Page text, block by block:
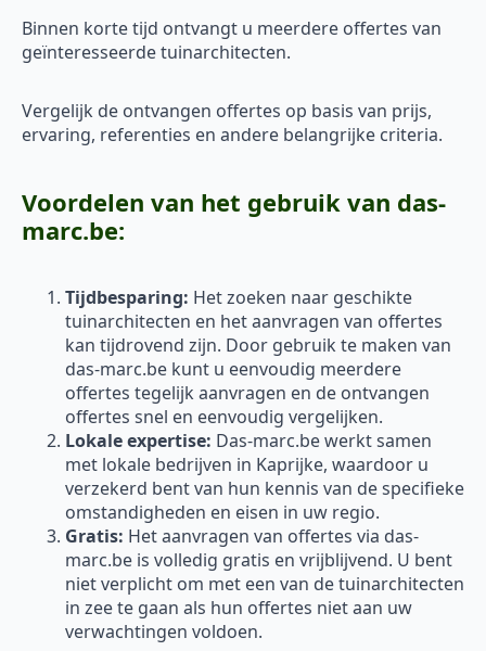
Binnen korte tijd ontvangt u meerdere offertes van
geïnteresseerde tuinarchitecten.
Vergelijk de ontvangen offertes op basis van prijs,
ervaring, referenties en andere belangrijke criteria.
Voordelen van het gebruik van das-
marc.be:
Tijdbesparing: Het zoeken naar geschikte
tuinarchitecten en het aanvragen van offertes
kan tijdrovend zijn. Door gebruik te maken van
das-marc.be kunt u eenvoudig meerdere
offertes tegelijk aanvragen en de ontvangen
offertes snel en eenvoudig vergelijken.
Lokale expertise: Das-marc.be werkt samen
met lokale bedrijven in Kaprijke, waardoor u
verzekerd bent van hun kennis van de specifieke
omstandigheden en eisen in uw regio.
Gratis: Het aanvragen van offertes via das-
marc.be is volledig gratis en vrijblijvend. U bent
niet verplicht om met een van de tuinarchitecten
in zee te gaan als hun offertes niet aan uw
verwachtingen voldoen.